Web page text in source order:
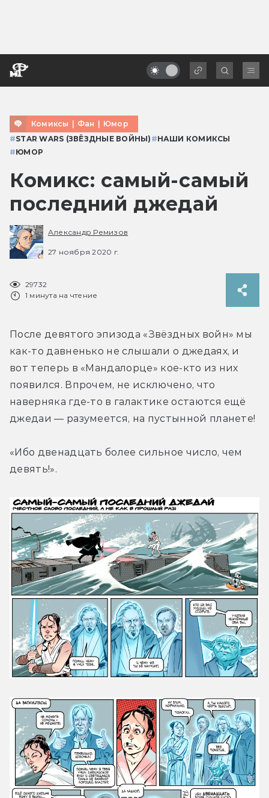
Комиксы | Фан | Юмор
#STAR WARS (ЗВЁЗДНЫЕ ВОЙНЫ) #НАШИ КОМИКСЫ
#ЮМОР
Комикс: самый-самый
последний джедай
Александр Ремизов
27 ноября 2020 г.
29732
1 минута на чтение
После девятого эпизода «Звёздных войн» мы
как-то давненько не слышали о джедаях, и
вот теперь в «Мандалорце» кое-кто из них
появился. Впрочем, не исключено, что
наверняка где-то в галактике остаются ещё
джедаи — разумеется, на пустынной планете!
«Ибо двенадцать более сильное число, чем
девять!».